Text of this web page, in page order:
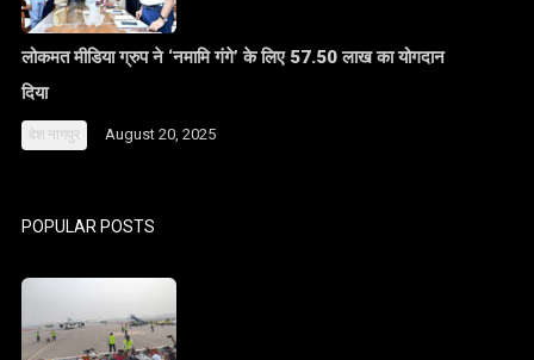
लोकमत मीडिया ग्रुप ने ‘नमामि गंगे’ के लिए 57.50 लाख का योगदान
दिया
देश नागपुर August 20, 2025
POPULAR POSTS